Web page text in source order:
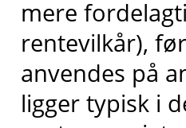
mere
rentevilkår),
anvendes på
ligger typisk i